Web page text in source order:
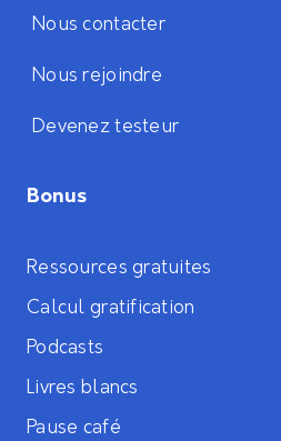
Nous contacter
Nous rejoindre
Devenez testeur
Bonus
Ressources gratuites
Calcul gratification
Podcasts
Livres blancs
Pause café